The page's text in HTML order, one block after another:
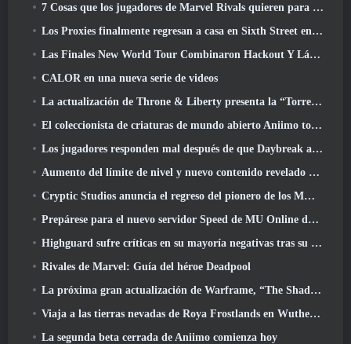
7 Cosas que los jugadores de Marvel Rivals quieren para el juego 2026
Los Proxies finalmente regresan a casa en Sixth Street en la versión de Zenless Zone Zero 2.6 Actualizar
Las Finales New World Tour Combinaron Hackout Y Láseres Orbitales
CALOR en una nueva serie de videos
La actualización de Throne & Liberty presenta la “Torre de la codicia” generada aleatoriamente
El coleccionista de criaturas de mundo abierto Aniimo toca las notas correctas
Los jugadores responden mal después de que Daybreak anunciara planes para saltarse las hojas de ruta de EverQuest y EQ2
Aumento del límite de nivel y nuevo contenido revelado en Phantasy Star Online 2: Corriente de onda titular de NGS
Cryptic Studios anuncia el regreso del pionero de los MMO Jack Emmert como director ejecutivo
Prepárese para el nuevo servidor Speed ​​de MU Online durante el evento previo
Highguard sufre críticas en su mayoría negativas tras su lanzamiento
Rivales de Marvel: Guía del héroe Deadpool
La próxima gran actualización de Warframe, “The Shadowgrapher” llegará en marzo
Viaja a las tierras nevadas de Roya Frostlands en Wuthering Waves Próxima versión 3.1
La segunda beta cerrada de Aniimo comienza hoy